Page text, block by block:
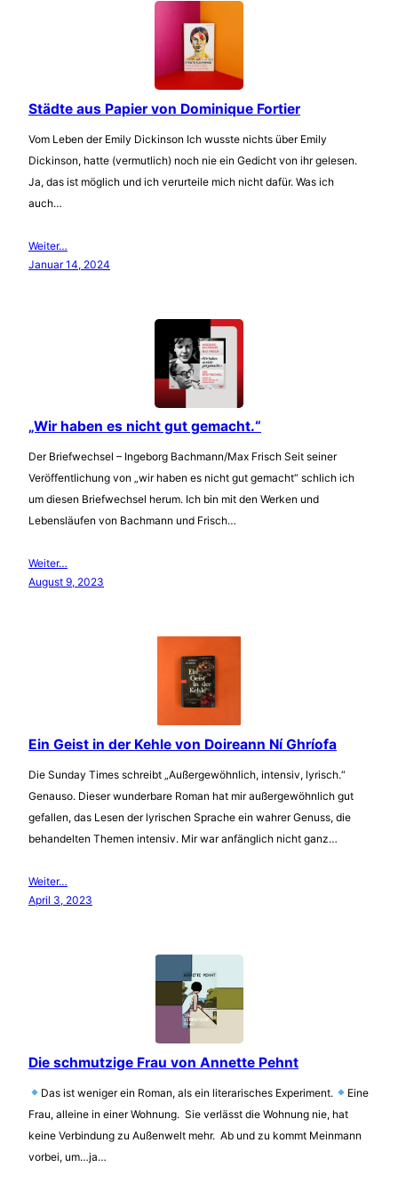
Städte aus Papier von Dominique Fortier
Vom Leben der Emily Dickinson Ich wusste nichts über Emily
Dickinson, hatte (vermutlich) noch nie ein Gedicht von ihr gelesen.
Ja, das ist möglich und ich verurteile mich nicht dafür. Was ich
auch…
Weiter…
Januar 14, 2024
„Wir haben es nicht gut gemacht.“
Der Briefwechsel – Ingeborg Bachmann/Max Frisch Seit seiner
Veröffentlichung von „wir haben es nicht gut gemacht“ schlich ich
um diesen Briefwechsel herum. Ich bin mit den Werken und
Lebensläufen von Bachmann und Frisch…
Weiter…
August 9, 2023
Ein Geist in der Kehle von Doireann Ní Ghríofa
Die Sunday Times schreibt „Außergewöhnlich, intensiv, lyrisch.“
Genauso. Dieser wunderbare Roman hat mir außergewöhnlich gut
gefallen, das Lesen der lyrischen Sprache ein wahrer Genuss, die
behandelten Themen intensiv. Mir war anfänglich nicht ganz…
Weiter…
April 3, 2023
Die schmutzige Frau von Annette Pehnt
Das ist weniger ein Roman, als ein literarisches Experiment.
Eine
Frau, alleine in einer Wohnung. Sie verlässt die Wohnung nie, hat
keine Verbindung zu Außenwelt mehr. Ab und zu kommt Meinmann
vorbei, um…ja…